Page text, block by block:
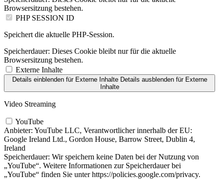
Browsersitzung bestehen.
PHP SESSION ID
Speichert die aktuelle PHP-Session.
Speicherdauer: Dieses Cookie bleibt nur für die aktuelle
Browsersitzung bestehen.
Externe Inhalte
Details einblendenfür Externe Inhalte Details ausblendenfür Externe
Inhalte
Video Streaming
YouTube
Anbieter: YouTube LLC, Verantwortlicher innerhalb der EU:
Google Ireland Ltd., Gordon House, Barrow Street, Dublin 4,
Ireland
Speicherdauer: Wir speichern keine Daten bei der Nutzung von
„YouTube“. Weitere Informationen zur Speicherdauer bei
„YouTube“ finden Sie unter https://policies.google.com/privacy.